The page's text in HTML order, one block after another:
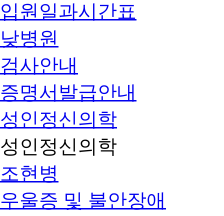
입원일과시간표
낮병원
검사안내
증명서발급안내
성인정신의학
성인정신의학
조현병
우울증 및 불안장애